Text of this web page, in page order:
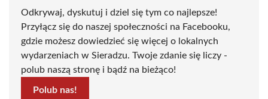
Odkrywaj, dyskutuj i dziel się tym co najlepsze!
Przyłącz się do naszej społeczności na Facebooku,
gdzie możesz dowiedzieć się więcej o lokalnych
wydarzeniach w Sieradzu. Twoje zdanie się liczy -
polub naszą stronę i bądź na bieżąco!
Polub nas!